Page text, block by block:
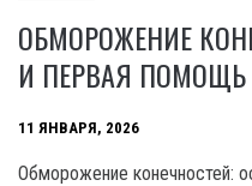
ОБМОРОЖЕНИЕ
И ПЕРВАЯ ПОМОЩЬ
11 ЯНВАРЯ, 2026
Обморожение конечностей: